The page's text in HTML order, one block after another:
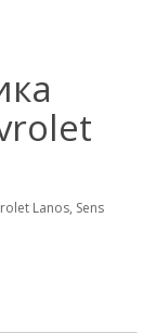
Lanos, Sens